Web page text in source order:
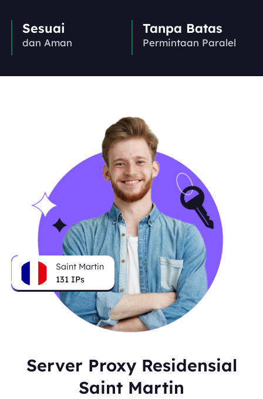
Sesuai
dan Aman
Tanpa Batas
Permintaan Paralel
Saint Martin
131 IPs
Server Proxy Residensial
Saint Martin